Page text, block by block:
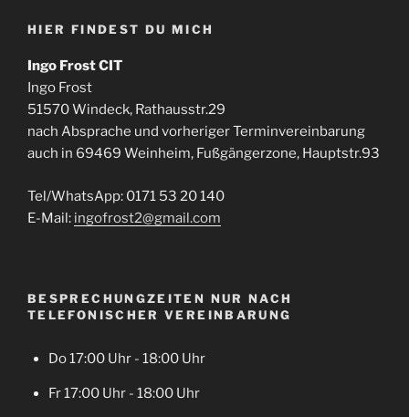
HIER FINDEST DU MICH
Ingo Frost CIT
Ingo Frost
51570 Windeck, Rathausstr.29
nach Absprache und vorheriger Terminvereinbarung
auch in 69469 Weinheim, Fußgängerzone, Hauptstr.93
Tel/WhatsApp: 0171 53 20 140
E-Mail: ingofrost2@gmail.com
BESPRECHUNGZEITEN NUR NACH
TELEFONISCHER VEREINBARUNG
Do 17:00 Uhr - 18:00 Uhr
Fr 17:00 Uhr - 18:00 Uhr